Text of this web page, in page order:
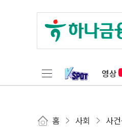
영상
홈 사회 사